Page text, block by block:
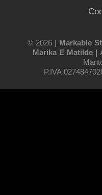
© 2026 | Markable
Marika E Matilde |
P.IVA